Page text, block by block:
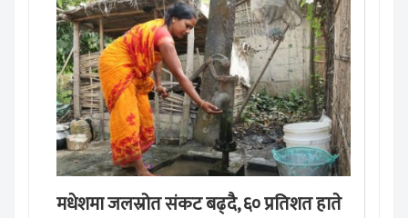
मङ्लबार, साउन १९, २०८३
मधेशमा जलस्रोत संकट बढ्दै, ६० प्रतिशत हाते